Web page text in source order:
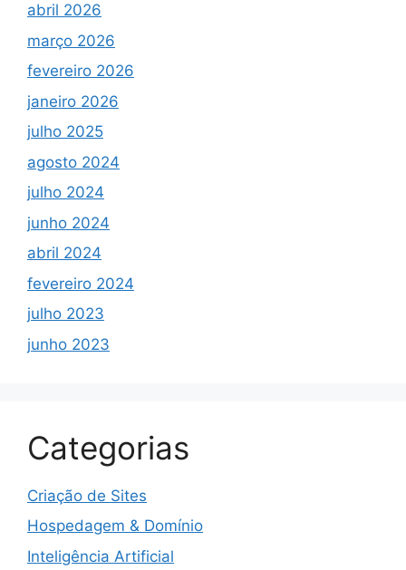
abril 2026
março 2026
fevereiro 2026
janeiro 2026
julho 2025
agosto 2024
julho 2024
junho 2024
abril 2024
fevereiro 2024
julho 2023
junho 2023
Categorias
Criação de Sites
Hospedagem & Domínio
Inteligência Artificial